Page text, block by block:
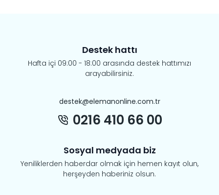
Destek hattı
Hafta içi 09:00 - 18:00 arasında destek hattımızı
arayabilirsiniz.
destek@elemanonline.com.tr
0216 410 66 00
Sosyal medyada biz
Yeniliklerden haberdar olmak için hemen kayıt olun,
herşeyden haberiniz olsun.